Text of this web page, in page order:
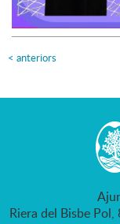
< anteriors
Riera del Bisbe